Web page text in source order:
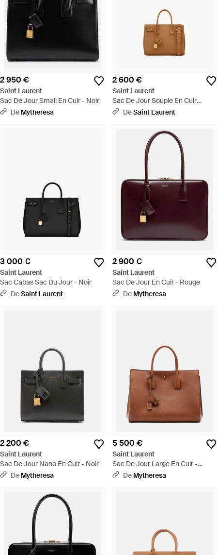
2 950 €
Saint Laurent
Sac De Jour Small En Cuir - Noir
De Mytheresa
2 600 €
Saint Laurent
Sac De Jour Souple En Cuir
Grainé - Multicolore
DeSaint Laurent
3 000 €
Saint Laurent
Sac Cabas Sac Du Jour - Noir
DeSaint Laurent
2 900 €
Saint Laurent
Sac De Jour En Cuir - Rouge
De Mytheresa
2 200 €
Saint Laurent
Sac De Jour Nano En Cuir - Noir
De Mytheresa
5 500 €
Saint Laurent
Sac De Jour Large En Cuir -
Marron
De Mytheresa